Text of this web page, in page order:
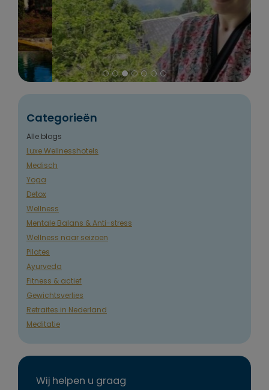
Categorieën
Alle blogs
Luxe Wellnesshotels
Medisch
Yoga
Detox
Wellness
Mentale Balans & Anti-stress
Wellness naar seizoen
Pilates
Ayurveda
Fitness & actief
Gewichtsverlies
Retraites in Nederland
Meditatie
Wij helpen u graag